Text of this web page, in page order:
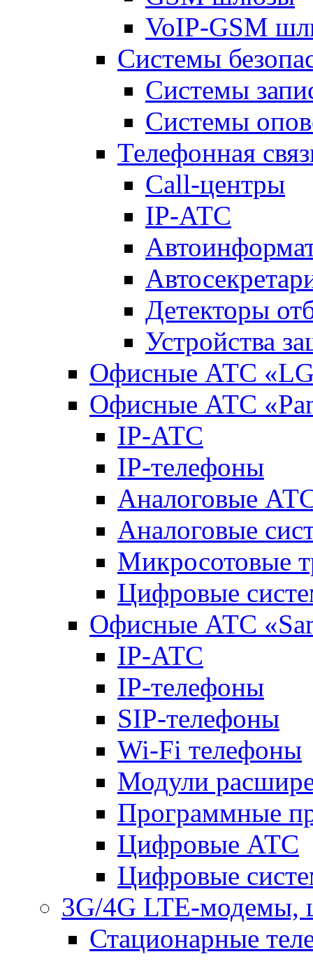
VoIP-GSM
Системы
Системы
Системы
Телефонная
Call-центры
IP-АТС
Детекторы
Устройства
Офисные АТС
Офисные АТС
IP-АТС
IP-телефоны
Аналоговые
Аналоговые
Микросотовые
Цифровые
Офисные АТС
IP-АТС
IP-телефоны
SIP-телефоны
Wi-Fi телефоны
Модули
Программные
Цифровые АТС
Цифровые
3G/4G LTE-модемы,
Стационарные